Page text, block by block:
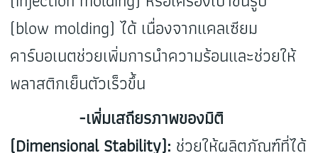
(blow molding) ได้ เนื่องจากแคลเซียม
คาร์บอเนตช่วยเพิ่มการนำความร้อนและช่วยให้
พลาสติกเย็นตัวเร็วขึ้น
-เพิ่มเสถียรภาพของมิติ
(Dimensional Stability): ช่วยให้ผลิตภัณฑ์ที่ได้